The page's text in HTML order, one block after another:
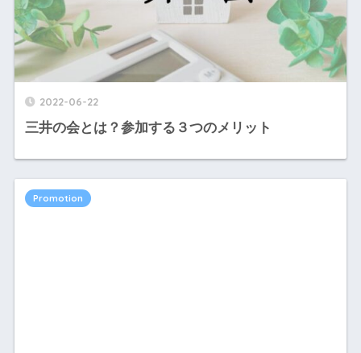
2022-06-22
三井の会とは？参加する３つのメリット
Promotion